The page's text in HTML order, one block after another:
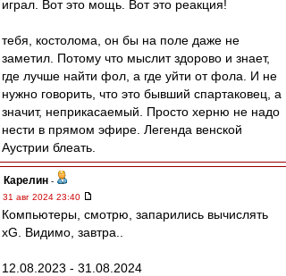
играл. Вот это мощь. Вот это реакция!
тебя, костолома, он бы на поле даже не
заметил. Потому что мыслит здорово и знает,
где лучше найти фол, а где уйти от фола. И не
нужно говорить, что это бывший спартаковец, а
значит, неприкасаемый. Просто херню не надо
нести в прямом эфире. Легенда венской
Аустрии блеать.
Карелин -
31 авг 2024 23:40
Компьютеры, смотрю, запарились вычислять
xG. Видимо, завтра..
12.08.2023 - 31.08.2024